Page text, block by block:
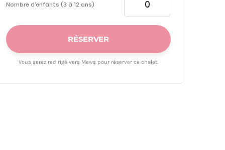
Nombre d’enfants (3 à 12 ans)
RÉSERVER
Vous serez redirigé vers Mews pour réserver ce chalet.